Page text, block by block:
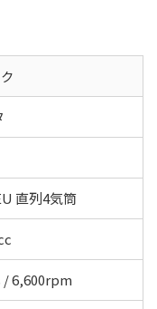
直列4気筒
/ 6,600rpm